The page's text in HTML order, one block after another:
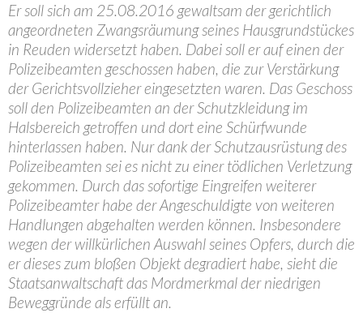
Er soll sich am 25.08.2016 gewaltsam der gerichtlich
angeordneten Zwangsräumung seines Hausgrundstückes
in Reuden widersetzt haben. Dabei soll er auf einen der
Polizeibeamten geschossen haben, die zur Verstärkung
der Gerichtsvollzieher eingesetzten waren. Das Geschoss
soll den Polizeibeamten an der Schutzkleidung im
Halsbereich getroffen und dort eine Schürfwunde
hinterlassen haben. Nur dank der Schutzausrüstung des
Polizeibeamten sei es nicht zu einer tödlichen Verletzung
gekommen. Durch das sofortige Eingreifen weiterer
Polizeibeamter habe der Angeschuldigte von weiteren
Handlungen abgehalten werden können. Insbesondere
wegen der willkürlichen Auswahl seines Opfers, durch die
er dieses zum bloßen Objekt degradiert habe, sieht die
Staatsanwaltschaft das Mordmerkmal der niedrigen
Beweggründe als erfüllt an.